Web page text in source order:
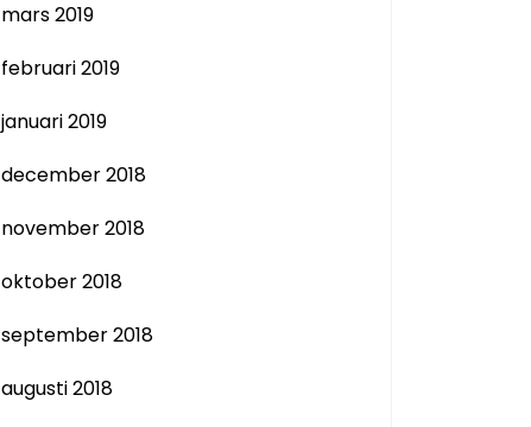
mars 2019
februari 2019
januari 2019
december 2018
november 2018
oktober 2018
september 2018
augusti 2018